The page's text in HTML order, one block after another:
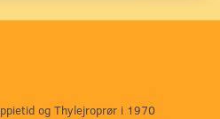
og Thylejroprør i 1970